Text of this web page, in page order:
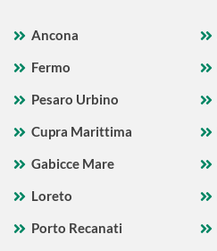
Ancona
Fermo
Pesaro Urbino
Cupra Marittima
Gabicce Mare
Loreto
Porto Recanati